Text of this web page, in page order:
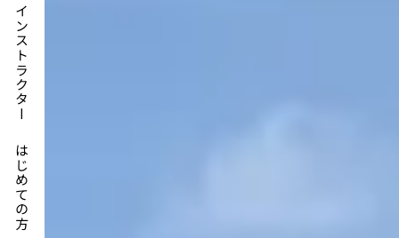
インストラクター
はじめての方